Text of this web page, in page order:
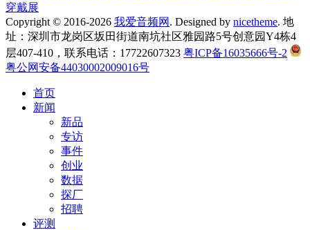
穿戴展
Copyright © 2016-2026 我爱音频网 . Designed by nicetheme. 地
址：深圳市龙岗区坂田街道南坑社区雅园路5号创意园Y4栋4
层407-410，联系电话：17722607323 粤ICP备16035666号-2
粤公网安备44030002009016号
首页
新闻
新品
专访
事件
创业
数据
探厂
招聘
评测